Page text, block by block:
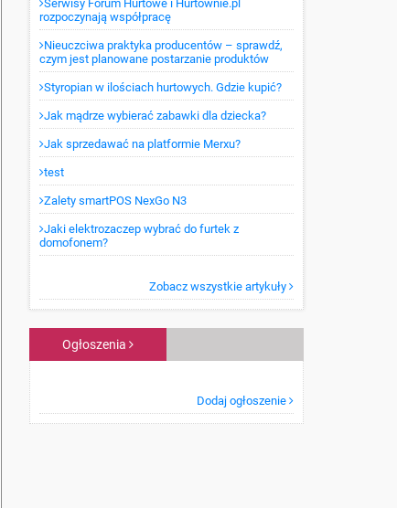
Serwisy Forum Hurtowe i Hurtownie.pl
rozpoczynają współpracę
Nieuczciwa praktyka producentów – sprawdź,
czym jest planowane postarzanie produktów
Styropian w ilościach hurtowych. Gdzie kupić?
Jak mądrze wybierać zabawki dla dziecka?
Jak sprzedawać na platformie Merxu?
test
Zalety smartPOS NexGo N3
Jaki elektrozaczep wybrać do furtek z
domofonem?
Zobacz wszystkie artykuły
Ogłoszenia
Dodaj ogłoszenie